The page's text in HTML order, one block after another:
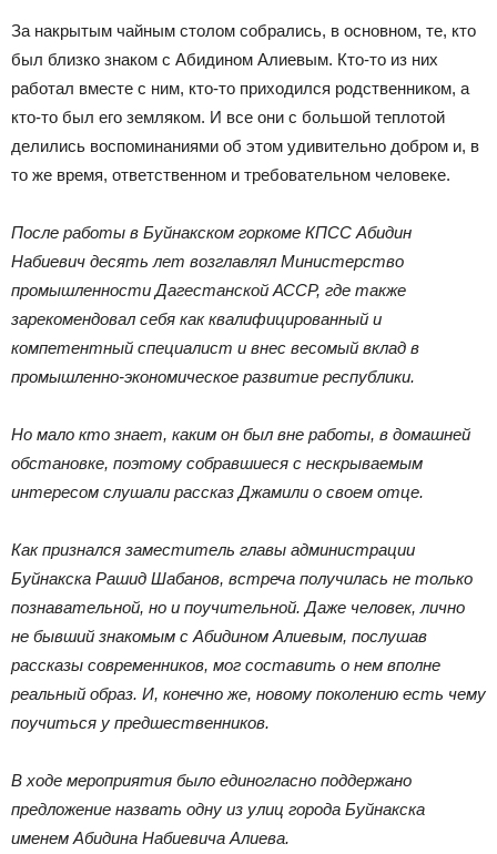
За накрытым чайным столом собрались, в основном, те, кто
был близко знаком с Абидином Алиевым. Кто-то из них
работал вместе с ним, кто-то приходился родственником, а
кто-то был его земляком. И все они с большой теплотой
делились воспоминаниями об этом удивительно добром и, в
то же время, ответственном и требовательном человеке.
После работы в Буйнакском горкоме КПСС Абидин
Набиевич десять лет возглавлял Министерство
промышленности Дагестанской АССР, где также
зарекомендовал себя как квалифицированный и
компетентный специалист и внес весомый вклад в
промышленно-экономическое развитие республики.
Но мало кто знает, каким он был вне работы, в домашней
обстановке, поэтому собравшиеся с нескрываемым
интересом слушали рассказ Джамили о своем отце.
Как признался заместитель главы администрации
Буйнакска Рашид Шабанов, встреча получилась не только
познавательной, но и поучительной. Даже человек, лично
не бывший знакомым с Абидином Алиевым, послушав
рассказы современников, мог составить о нем вполне
реальный образ. И, конечно же, новому поколению есть чему
поучиться у предшественников.
В ходе мероприятия было единогласно поддержано
предложение назвать одну из улиц города Буйнакска
именем Абидина Набиевича Алиева.